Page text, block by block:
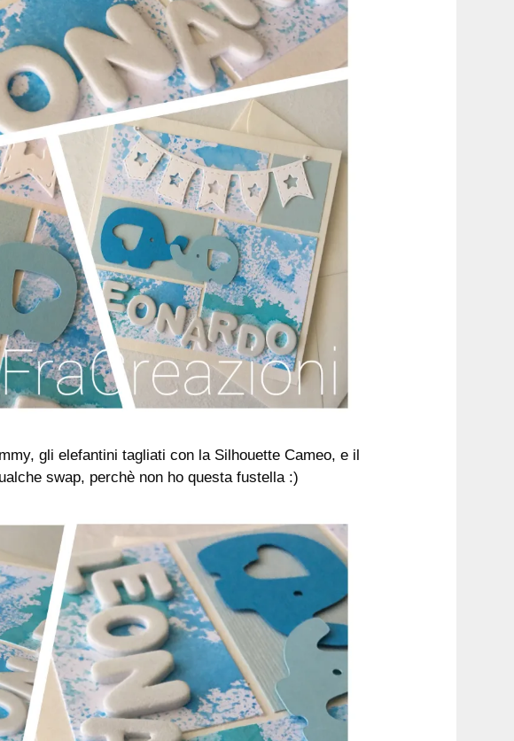
gli elefantini tagliati con la Silhouette Cameo, e il
swap, perchè non ho questa fustella :)